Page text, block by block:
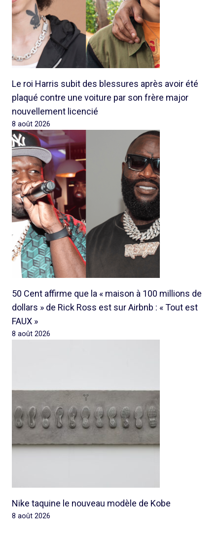
Le roi Harris subit des blessures après avoir été
plaqué contre une voiture par son frère major
nouvellement licencié
8 août 2026
50 Cent affirme que la « maison à 100 millions de
dollars » de Rick Ross est sur Airbnb : « Tout est
FAUX »
8 août 2026
Nike taquine le nouveau modèle de Kobe
8 août 2026